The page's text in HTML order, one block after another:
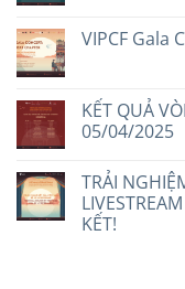
VIPCF Gala
KẾT QUẢ
05/04/2025
TRẢI
KẾT!